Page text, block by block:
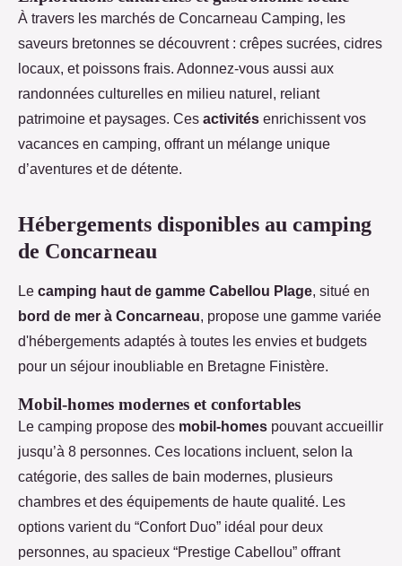
À travers les marchés de Concarneau Camping, les
saveurs bretonnes se découvrent : crêpes sucrées, cidres
locaux, et poissons frais. Adonnez-vous aussi aux
randonnées culturelles en milieu naturel, reliant
patrimoine et paysages. Ces activités enrichissent vos
vacances en camping, offrant un mélange unique
d’aventures et de détente.
Hébergements disponibles au camping
de Concarneau
Le camping haut de gamme Cabellou Plage, situé en
bord de mer à Concarneau, propose une gamme variée
d'hébergements adaptés à toutes les envies et budgets
pour un séjour inoubliable en Bretagne Finistère.
Mobil-homes modernes et confortables
Le camping propose des mobil-homes pouvant accueillir
jusqu’à 8 personnes. Ces locations incluent, selon la
catégorie, des salles de bain modernes, plusieurs
chambres et des équipements de haute qualité. Les
options varient du “Confort Duo” idéal pour deux
personnes, au spacieux “Prestige Cabellou” offrant